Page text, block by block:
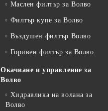
Маслен филтър за Волво
Филтър купе за Волво
Въздушен филтър Волво
Горивен филтър за Волво
Окачване и управление за
Волво
Хидравлика на волана за
Волво